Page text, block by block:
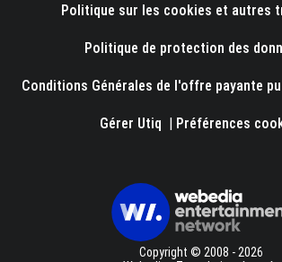
Politique sur les cookies et autres
Politique de protection des
Conditions Générales de l'offre payante
Gérer Utiq | Préférences
Copyright © 2008 - 2026